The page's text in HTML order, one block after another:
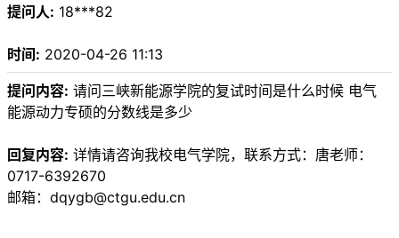
提问人: 18***82
时间: 2020-04-26 11:13
提问内容: 请问三峡新能源学院的复试时间是什么时候 电气
能源动力专硕的分数线是多少
回复内容: 详情请咨询我校电气学院，联系方式：唐老师：
0717-6392670
邮箱：dqygb@ctgu.edu.cn